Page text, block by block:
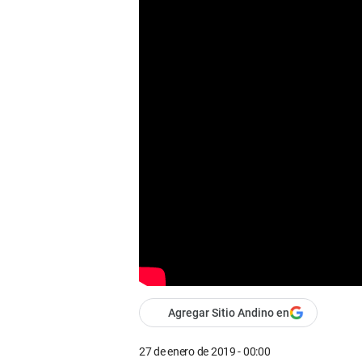
Agregar Sitio Andino en
27 de enero de 2019 - 00:00